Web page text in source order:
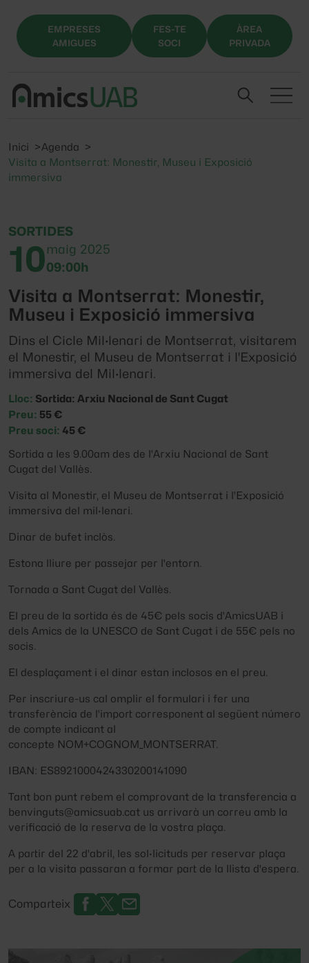
EMPRESES
AMIGUES
FES-TE
SOCI
ÀREA
PRIVADA
Inici
Agenda
Visita a Montserrat: Monestir, Museu i Exposició
immersiva
SORTIDES
10maig 2025
09:00h
Visita a Montserrat: Monestir,
Museu i Exposició immersiva
Dins el Cicle Mil·lenari de Montserrat, visitarem
el Monestir, el Museu de Montserrat i l'Exposició
immersiva del Mil·lenari.
Lloc: Sortida: Arxiu Nacional de Sant Cugat
Preu: 55 €
Preu soci: 45 €
Sortida a les 9.00am des de l'Arxiu Nacional de Sant
Cugat del Vallès.
Visita al Monestir, el Museu de Montserrat i l'Exposició
immersiva del mil·lenari.
Dinar de bufet inclòs.
Estona lliure per passejar per l'entorn.
Tornada a Sant Cugat del Vallès.
El preu de la sortida és de 45€ pels socis d'AmicsUAB i
dels Amics de la UNESCO de Sant Cugat i de 55€ pels no
socis.
El desplaçament i el dinar estan inclosos en el preu.
Per inscriure-us cal omplir el formulari i fer una
transferència de l'import corresponent al següent número
de compte indicant al
concepte NOM+COGNOM_MONTSERRAT.
IBAN: ES8921000424330200141090
Tant bon punt rebem el comprovant de la transferencia a
benvinguts@amicsuab.cat us arrivarà un correu amb la
verificació de la reserva de la vostra plaça.
A partir del 22 d'abril, les sol·licituds per reservar plaça
per a la visita passaran a formar part de la llista d'espera.
Comparteix